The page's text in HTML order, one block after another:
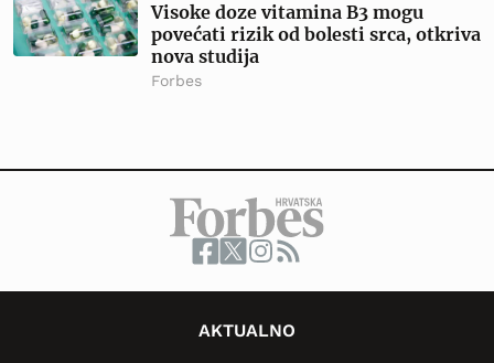
Visoke doze vitamina B3 mogu
povećati rizik od bolesti srca, otkriva
nova studija
Forbes
AKTUALNO